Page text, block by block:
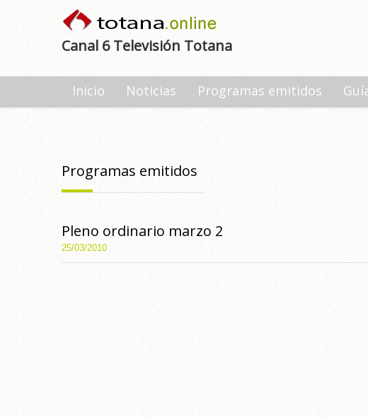
Canal 6 Televisión Totana
Inicio Noticias Programas emitidos
Programas emitidos
Pleno ordinario marzo 2
25/03/2010